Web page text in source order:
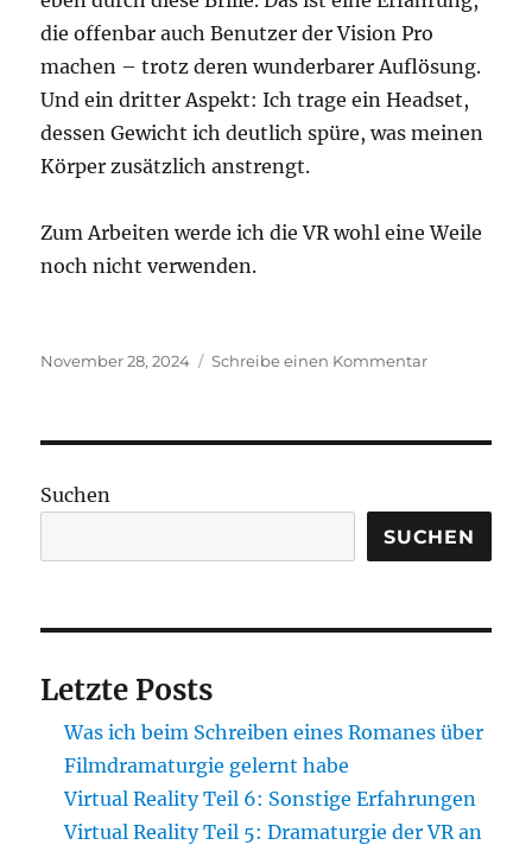
die offenbar auch Benutzer der Vision Pro
machen – trotz deren wunderbarer Auflösung.
Und ein dritter Aspekt: Ich trage ein Headset,
dessen Gewicht ich deutlich spüre, was meinen
Körper zusätzlich anstrengt.
Zum Arbeiten werde ich die VR wohl eine Weile
noch nicht verwenden.
Veröffentlicht
November 28, 2024 Schreibe einen Kommentarzu
Suchen
SUCHEN
Letzte Posts
Was ich beim Schreiben eines Romanes über
Filmdramaturgie gelernt habe
Virtual Reality Teil 6: Sonstige Erfahrungen
Virtual Reality Teil 5: Dramaturgie der VR an